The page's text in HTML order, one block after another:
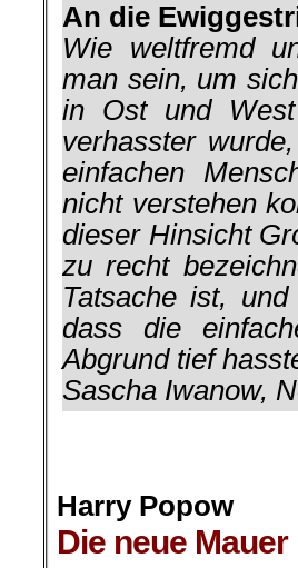
An die
Wie weltfremd
man sein, um
in Ost und
verhasster
einfachen
nicht verstehen
dieser Hinsicht
zu recht
Tatsache ist,
dass die
Abgrund tief
Sascha Iwanow,
Harry Popow
Die neue Mauer.